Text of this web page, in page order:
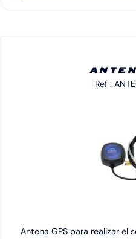
Ref :
Antena GPS para realizar el